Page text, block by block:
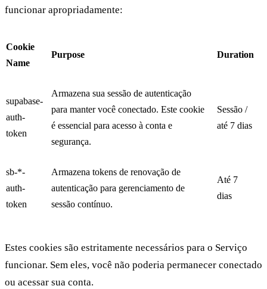
funcionar apropriadamente:
Cookie
Name
Purpose Duration
supabase-
auth-
token
Armazena sua sessão de autenticação
para manter você conectado. Este cookie
é essencial para acesso à conta e
segurança.
Sessão /
até 7 dias
sb-*-
auth-
token
Armazena tokens de renovação de
autenticação para gerenciamento de
sessão contínuo.
Até 7
dias
Estes cookies são estritamente necessários para o Serviço
funcionar. Sem eles, você não poderia permanecer conectado
ou acessar sua conta.